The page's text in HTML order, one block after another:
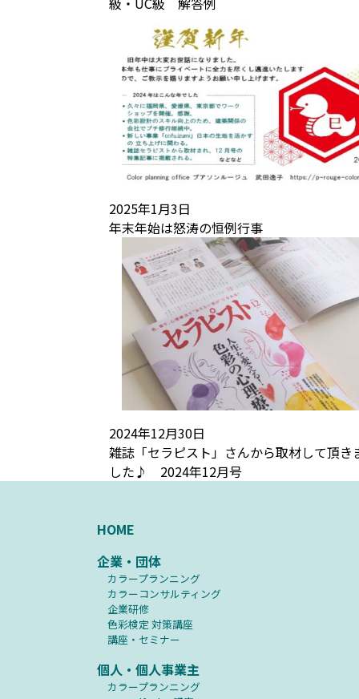
2025年1月3日
年末年始は怒涛の恒例行事
2024年12月30日
雑誌「セラピスト」さんから取材して頂き
した♪ 2024年12月号
HOME
企業・団体
カラープランニング
カラーコンサルティング
企業研修
⾊彩検定 対策講座
講座・セミナー
個人・個人事業主
カラープランニング